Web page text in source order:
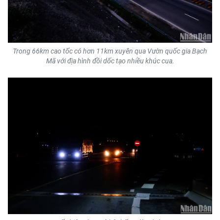
CHUYÊN ĐỀ
CÁC CHUYÊN TRANG
VỀ BÁO NHÂN DÂN
NHÂN DÂN HẰNG THÁNG
ĐỌC BÁO IN
Trong 66km cao tốc có hơn 11km xuyên qua Vườn quốc gia Bạch
Mã với địa hình đồi dốc tạo nhiều khúc cua.